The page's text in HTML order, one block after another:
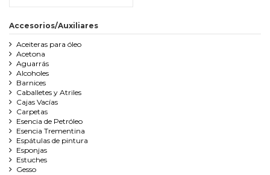
Accesorios/Auxiliares
Aceiteras para óleo
Acetona
Aguarrás
Alcoholes
Barnices
Caballetes y Atriles
Cajas Vacías
Carpetas
Esencia de Petróleo
Esencia Trementina
Espátulas de pintura
Esponjas
Estuches
Gesso